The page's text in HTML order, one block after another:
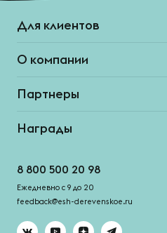
Для клиентов
О компании
Партнеры
Награды
8 800 500 20 98
Ежедневно с 9 до 20
feedback@esh-derevenskoe.ru